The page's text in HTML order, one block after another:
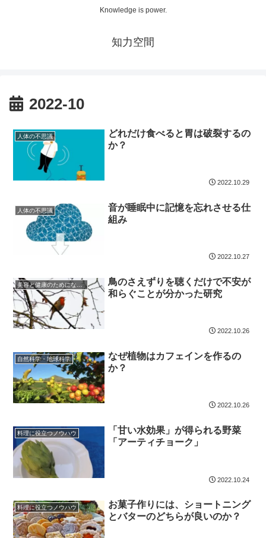
Knowledge is power.
知力空間
2022-10
人体の不思議
どれだけ食べると胃は破裂するの
か？
2022.10.29
人体の不思議
音が睡眠中に記憶を忘れさせる仕
組み
2022.10.27
美容と健康のためになる話
鳥のさえずりを聴くだけで不安が
和らぐことが分かった研究
2022.10.26
自然科学・地球科学
なぜ植物はカフェインを作るの
か？
2022.10.26
料理に役立つノウハウ
「甘い水効果」が得られる野菜
「アーティチョーク」
2022.10.24
料理に役立つノウハウ
お菓子作りには、ショートニング
とバターのどちらが良いのか？